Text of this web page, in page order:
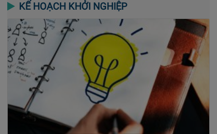
KẾ HOẠCH KHỞI NGHIỆP